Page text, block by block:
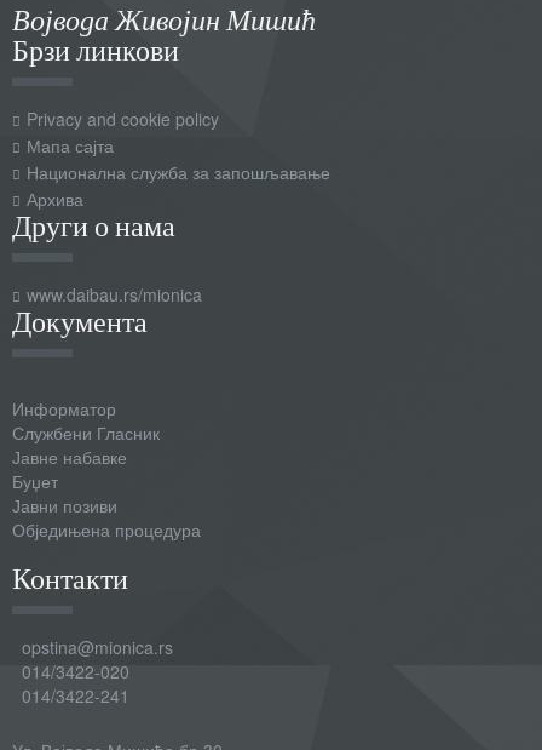
Војвода Живојин Мишић
Брзи линкови
Privacy and cookie policy
Мапа сајта
Национална служба за запошљавање
Архива
Други о нама
www.daibau.rs/mionica
Документа
Информатор
Службени Гласник
Јавне набавке
Буџет
Јавни позиви
Обједињена процедура
Контакти
opstina@mionica.rs
014/3422-020
014/3422-241